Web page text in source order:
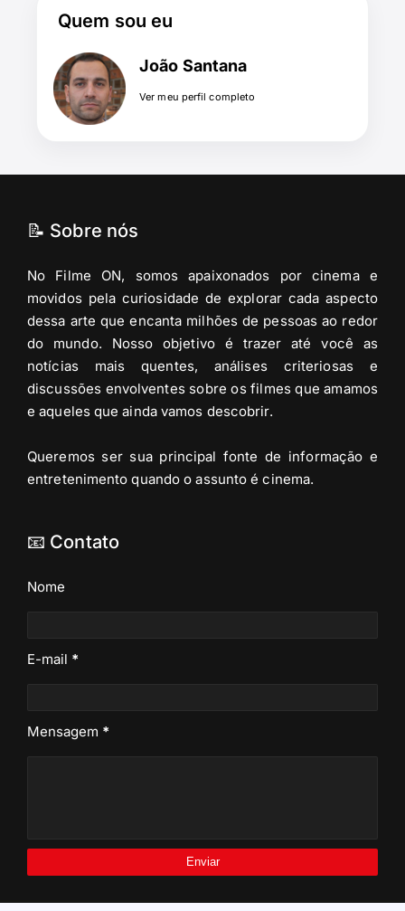
Quem sou eu
João Santana
Ver meu perfil completo
📝 Sobre nós
No Filme ON, somos apaixonados por cinema e
movidos pela curiosidade de explorar cada aspecto
dessa arte que encanta milhões de pessoas ao redor
do mundo. Nosso objetivo é trazer até você as
notícias mais quentes, análises criteriosas e
discussões envolventes sobre os filmes que amamos
e aqueles que ainda vamos descobrir.
Queremos ser sua principal fonte de informação e
entretenimento quando o assunto é cinema.
📧 Contato
Nome
E-mail *
Mensagem *